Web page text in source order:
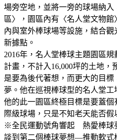
場旁空地，並將一旁的球場納
區〉，園區內有〈名人堂文物
內與室外棒球場等設施，結合
新據點。
2016年，名人堂棒球主題園區
計畫，不計入16,000坪的土地，
是要為後代著想，而更大的目
夢。他在巡視棒球型的名人堂工
他的此一園區終極目標是要蓋個
際級球場，只是不知老天能否假
※全民運動號角響起 熱愛棒球
談到第二個棒球夢想—推動軟式